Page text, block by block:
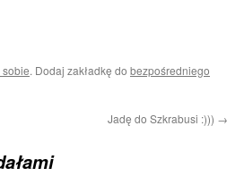
sobie. Dodaj zakładkę do bezpośredniego
Jadę do Szkrabusi :))) →